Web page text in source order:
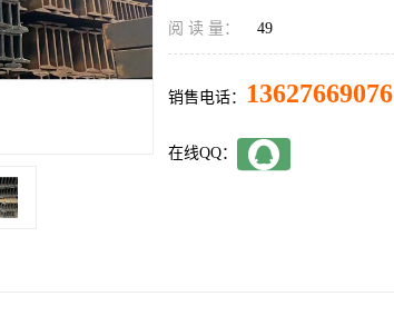
阅 读 量： 49
销售电话： 13627669076
在线QQ：